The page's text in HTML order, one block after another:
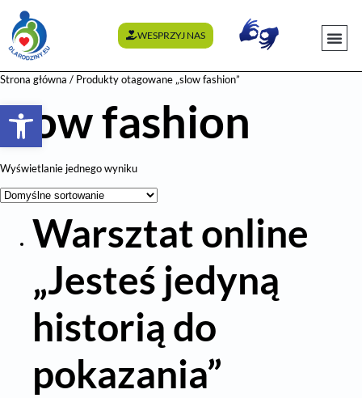
WESPRZYJ NAS
Strona główna / Produkty otagowane „slow fashion”
slow fashion
Wyświetlanie jednego wyniku
Warsztat online
„Jesteś jedyną
historią do
pokazania”
Otwórz pasek narzędzi